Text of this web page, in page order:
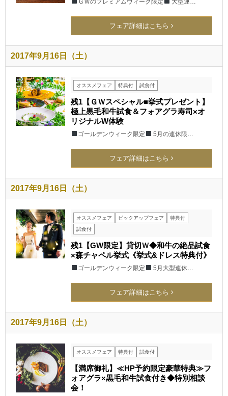
フェア詳細はこちら
2017年9月16日（土）
オススメフェア 特典付 試食付
残1【ＧＷスペシャル■挙式プレゼント】
極上黒毛和牛試食＆フォアグラ寿司×オ
リジナルW体験
ゴールデンウィーク限定 5月の連休限…
フェア詳細はこちら
2017年9月16日（土）
オススメフェア ピックアップフェア
特典付
試食付
残1【GW限定】貸切Ｗ◆和牛の絶品試食
×森チャペル挙式《挙式&ドレス特典付》
ゴールデンウィーク限定 5月大型連休…
フェア詳細はこちら
2017年9月16日（土）
オススメフェア 特典付 試食付
【満席御礼】≪HP予約限定豪華特典≫フ
ォアグラ×黒毛和牛試食付き◆特別相談
会！